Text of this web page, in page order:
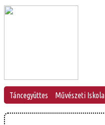
Táncegyüttes Művészeti Iskola